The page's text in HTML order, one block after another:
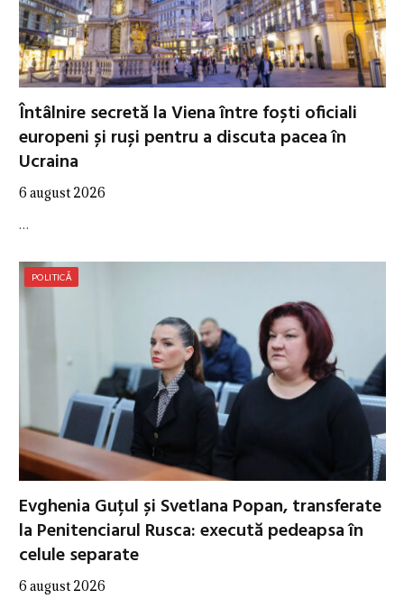
Întâlnire secretă la Viena între foști oficiali
europeni și ruși pentru a discuta pacea în
Ucraina
6 august 2026
…
POLITICĂ
Evghenia Guțul și Svetlana Popan, transferate
la Penitenciarul Rusca: execută pedeapsa în
celule separate
6 august 2026